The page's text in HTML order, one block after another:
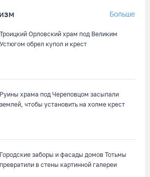
Больше
Троицкий Орловский храм под Великим
Устюгом обрел купол и крест
Руины храма под Череповцом засыпали
землей, чтобы установить на холме крест
Городские заборы и фасады домов Тотьмы
превратили в стены картинной галереи